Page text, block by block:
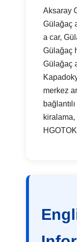
Aksaray
Gülağaç
a car,
Gülağaç
Gülağaç
merkez